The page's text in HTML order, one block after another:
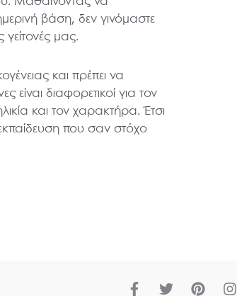
βάση, δεν γινόμαστε
μας.
και πρέπει να
είναι διαφορετικοί για τον
και τον χαρακτήρα. Έτσι
που σαν στόχο